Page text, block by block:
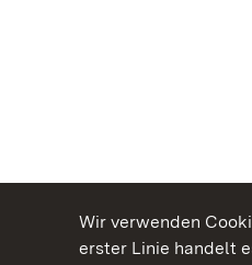
Wir verwenden
erster Linie handelt